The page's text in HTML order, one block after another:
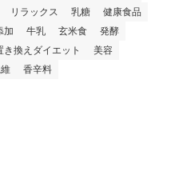
リラックス 乳糖
健康食品
加 牛乳 玄米食
発酵
き換えダイエット
美容
香辛料